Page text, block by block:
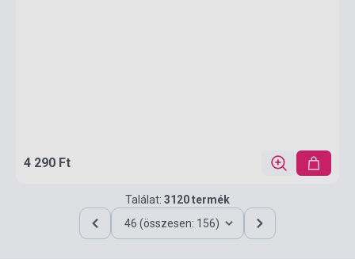
4 290 Ft
Találat: 3120 termék
46 (összesen: 156)